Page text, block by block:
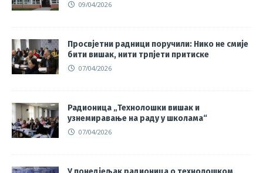
09/04/2026
Просвјетни радници поручили: Нико не смије
бити вишак, нити трпјети притиске
07/04/2026
Радионица „Технолошки вишак и
узнемиравање на раду у школама“
07/04/2026